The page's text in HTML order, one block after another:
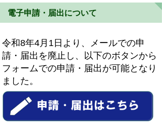
電子申請・届出について
令和8年4月1日より、メールでの申
請・届出を廃止し、以下のボタンから
フォームでの申請・届出が可能となり
ました。